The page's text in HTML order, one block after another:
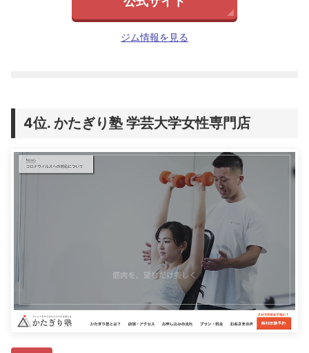
ジム情報を見る
かたぎり塾 学芸大学女性専門店